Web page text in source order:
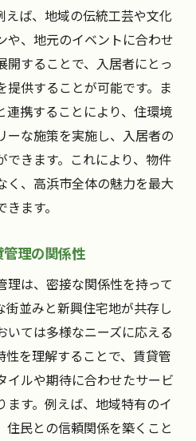
ば、地域の伝統工芸や文化
や、地元のイベントに合わせ
開することで、入居者にとっ
提供することが可能です。ま
連携することにより、住環境
ーな施策を実施し、入居者の
きます。これにより、物件
く、高浜市全体の魅力を最大
ます。
理の関係性
は、密接な関係性を持って
街並みと新興住宅地が共存し
いては多様なニーズに応える
を理解することで、賃貸管
イルや期待に合わせたサービ
ます。例えば、地域特有のイ
住民との信頼関係を築くこと